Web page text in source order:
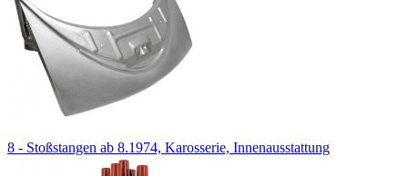
8 - Stoßstangen ab 8.1974, Karosserie, Innenausstattung